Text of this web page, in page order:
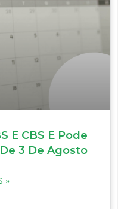
E CBS E Pode
3 De Agosto
»